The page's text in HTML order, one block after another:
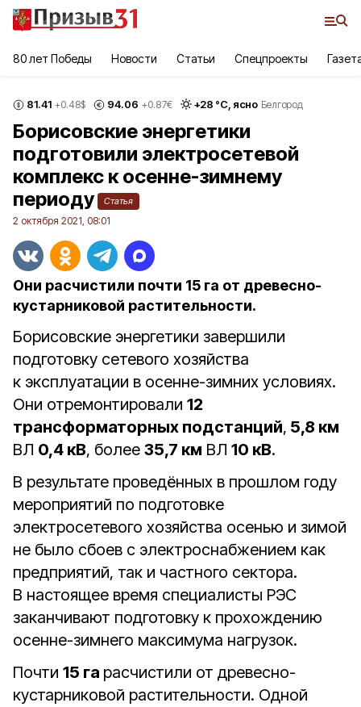
80 лет Победы Новости Статьи Спецпроекты
81.41 +0.48$ 94.06 +0.87€ +28 °С, ясно Белгород
Борисовские энергетики
подготовили электросетевой
комплекс к осенне-зимнему
периоду
Статья
2 октября 2021, 08:01
Они расчистили почти 15 га от древесно-
кустарниковой растительности.
Борисовские энергетики завершили
подготовку сетевого хозяйства
к эксплуатации в осенне-зимних условиях.
Они отремонтировали 12
трансформаторных подстанций, 5,8 км
ВЛ 0,4 кВ, более 35,7 км ВЛ 10 кВ.
В результате проведённых в прошлом году
мероприятий по подготовке
электросетевого хозяйства осенью и зимой
не было сбоев с электроснабжением как
предприятий, так и частного сектора.
В настоящее время специалисты РЭС
заканчивают подготовку к прохождению
осенне-зимнего максимума нагрузок.
Почти 15 га расчистили от древесно-
кустарниковой растительности. Одной